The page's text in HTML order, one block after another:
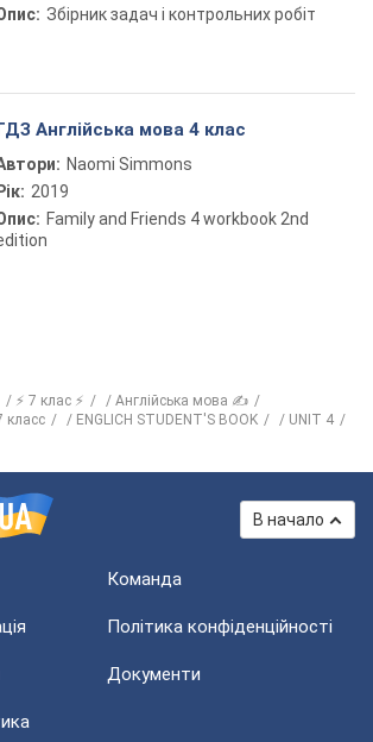
Збірник задач і контрольних робіт
Англійська мова 4 клас
Naomi Simmons
Рік: 2019
Family and Friends 4 workbook 2nd
⚡ 7 клас ⚡
Англійська мова ✍
класс
ENGLICH STUDENT'S BOOK
UNIT 4
В начало
Команда
Політика конфіденційності
Документи